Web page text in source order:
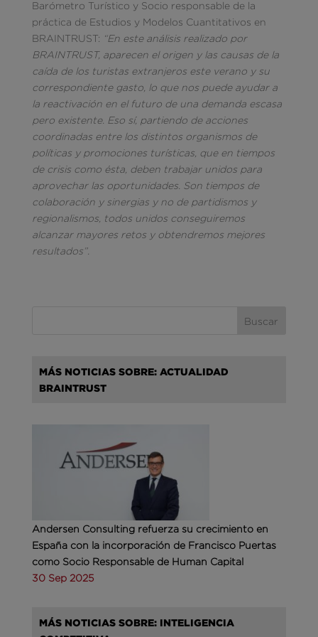
Barómetro Turístico y Socio responsable de la
práctica de Estudios y Modelos Cuantitativos en
BRAINTRUST: “En este análisis realizado por
BRAINTRUST, aparecen el origen y las causas de la
caída de los turistas extranjeros este verano y su
correspondiente gasto, lo que nos puede ayudar a
la reactivación en el futuro de una demanda escasa
pero existente. Eso sí, partiendo deacciones
coordinadas entre los distintos organismos de
políticas y promociones turísticas, que en tiempos
de crisis como ésta, deben trabajar unidos para
aprovechar las oportunidades. Son tiempos de
colaboración y sinergias y no de partidismos y
regionalismos, todos unidos conseguiremos
alcanzar mayores retos y obtendremos mejores
resultados”.
MÁS NOTICIAS SOBRE: ACTUALIDAD
BRAINTRUST
Andersen Consulting refuerza su crecimiento en
España con la incorporación de Francisco Puertas
como Socio Responsable de Human Capital
30 Sep 2025
MÁS NOTICIAS SOBRE: INTELIGENCIA